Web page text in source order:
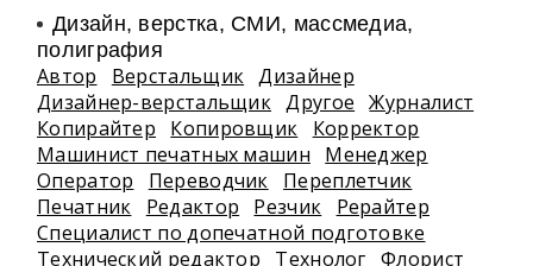
Дизайн, верстка, СМИ, массмедиа,
полиграфия
Автор Верстальщик Дизайнер
Дизайнер-верстальщик Другое
Журналист
Копирайтер
Копировщик
Корректор
Машинист печатных машин
Менеджер
Оператор
Переводчик
Переплетчик
Печатник
Редактор Резчик
Рерайтер
Специалист по допечатной подготовке
Технический редактор
Технолог Флорист